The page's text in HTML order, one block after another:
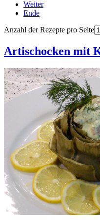
Weiter
Ende
Anzahl der Rezepte pro Seite
Artischocken mit